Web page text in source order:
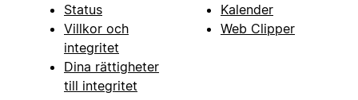
Status
Villkor och
integritet
Dina rättigheter
till integritet
Kalender
Web Clipper